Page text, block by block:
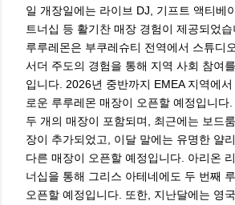
일 개장일에는 라이브 DJ, 기프트 액티베
트너십 등 활기찬 매장 경험이 제공되었
루루레몬은 부쿠레슈티 전역에서 스튜디
서더 주도의 경험을 통해 지역 사회 참여
입니다. 2026년 중반까지 EMEA 지역에
로운 루루레몬 매장이 오픈할 예정입니다
두 개의 매장이 포함되며, 최근에는 보드
장이 추가되었고, 이달 말에는 유명한 얄
다른 매장이 오픈할 예정입니다. 아리온
너십을 통해 그리스 아테네에도 두 번째
오픈할 예정입니다. 또한, 지난달에는 영